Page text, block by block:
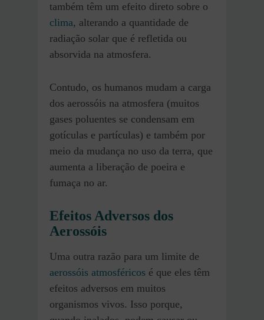
também têm um efeito direto sobre o
clima, alterando a quantidade de
radiação solar que é refletida ou
absorvida na atmosfera.
Contudo, os humanos mudam a carga
dos aerossóis na atmosfera (muitos
gases poluentes se condensam em
gotículas e partículas) e também por
meio da mudança no uso da terra, que
aumenta a liberação de poeira e
fumaça no ar.
Efeitos Adversos dos
Aerossóis
Uma outra razão para um limite de
aerossóis atmosféricos é que eles têm
efeitos adversos em muitos
organismos vivos. Isso porque,